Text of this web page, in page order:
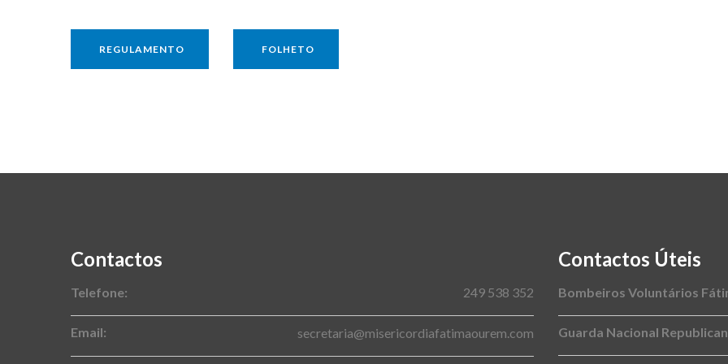
REGULAMENTO FOLHETO
Contactos
Telefone: 249 538 352
Email: secretaria@misericordiafatimaourem.com
Contactos Úteis
Bombeiros Voluntários
Guarda Nacional